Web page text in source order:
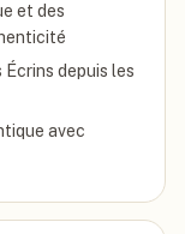
et des
depuis les
avec